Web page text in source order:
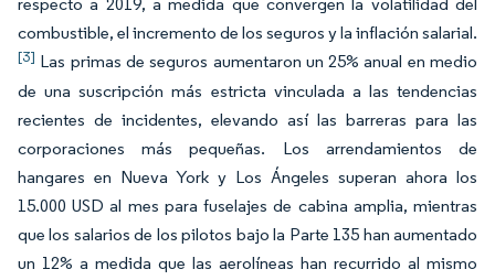
combustible, el incremento de los seguros y la inflación salarial.
[3] Las primas de seguros aumentaron un 25% anual en medio
de una suscripción más estricta vinculada a las tendencias
recientes de incidentes, elevando así las barreras para las
corporaciones más pequeñas. Los arrendamientos de
hangares en Nueva York y Los Ángeles superan ahora los
15.000 USD al mes para fuselajes de cabina amplia, mientras
que los salarios de los pilotos bajo la Parte 135 han aumentado
un 12% a medida que las aerolíneas han recurrido al mismo